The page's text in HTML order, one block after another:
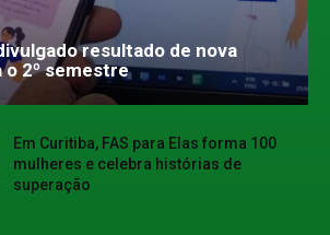
resultado de nova
o 2º semestre
Em Curitiba, FAS para Elas forma 100
mulheres e celebra histórias de
superação